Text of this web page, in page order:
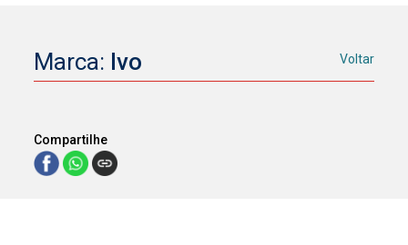
Marca: Ivo Voltar
Compartilhe